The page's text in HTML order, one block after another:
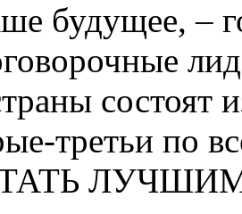
будущее, –
состоят
третьи по